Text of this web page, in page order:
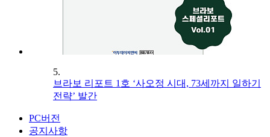
5.
브라보 리포트 1호 ‘사오정 시대, 73세까지 일하기
전략’ 발간
PC버전
공지사항